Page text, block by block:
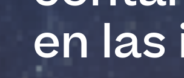
en las